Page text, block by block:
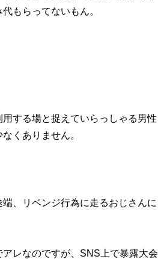
もらってないもん。
する場と捉えていらっしゃる男性
くありません。
、リベンジ行為に走るおじさんに
レなのですが、SNS上で暴露大会